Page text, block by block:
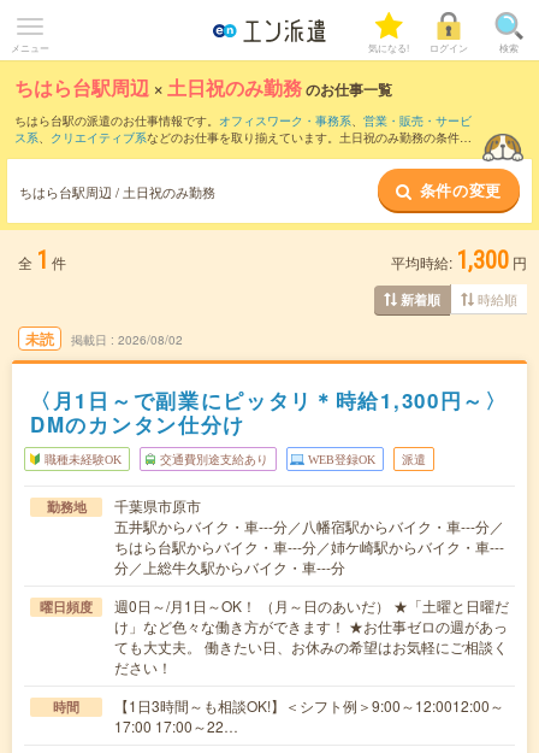
メニュー 気になる! ログイン 検索
ちはら台駅周辺 ×土日祝のみ勤務のお仕事一覧
ちはら台駅の派遣のお仕事情報です。 オフィスワーク・事務系、 営業・販売・サービ
ス系、 クリエイティブ系などのお仕事を取り揃えています。土日祝のみ勤務の条件の
ちはら台駅周辺 / 土日祝のみ勤務 条件の変更
全 1 件 平均時給: 1,300 円
新着順 時給順
未読 掲載日 2026/08/02
〈月1日～で副業にピッタリ＊時給1,300円～〉
DMのカンタン仕分け
職種未経験OK 交通費別途支給あり WEB登録OK 派遣
勤務地
千葉県市原市
五井駅からバイク・車---分／八幡宿駅からバイク・車---分／
ちはら台駅からバイク・車---分／姉ケ崎駅からバイク・車---
分／上総牛久駅からバイク・車---分
曜日頻度
週0日～/月1日～OK！ （月～日のあいだ） ★「土曜と日曜だ
け」など色々な働き方ができます！ ★お仕事ゼロの週があっ
ても大丈夫。 働きたい日、お休みの希望はお気軽にご相談く
ださい！
時間
【1日3時間～も相談OK!】＜シフト例＞9:00～12:0012:00～
17:00 17:00～22…